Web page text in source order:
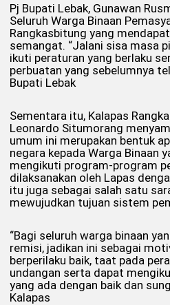
Pj Bupati Lebak, Gunawan
Seluruh Warga Binaan
Rangkasbitung yang
semangat. “Jalani sisa masa
ikuti peraturan yang berlaku
perbuatan yang sebelumnya
Bupati Lebak
Sementara itu, Kalapas
Leonardo Situmorang
umum ini merupakan bentuk
negara kepada Warga Binaan
mengikuti program-program
dilaksanakan oleh Lapas
itu juga sebagai salah satu
mewujudkan tujuan sistem
“Bagi seluruh warga binaan
remisi, jadikan ini sebagai
berperilaku baik, taat pada
undangan serta dapat
yang ada dengan baik dan
Kalapas